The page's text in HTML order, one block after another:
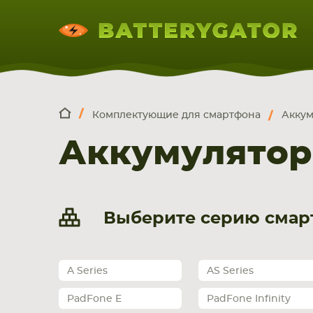
НОУТБУКА
ПЛАНШЕТА
СМАРТФОНА
Комплектующие для смартфона
Выберите серию
A Series AS Series
PadFone E PadFone Infinity